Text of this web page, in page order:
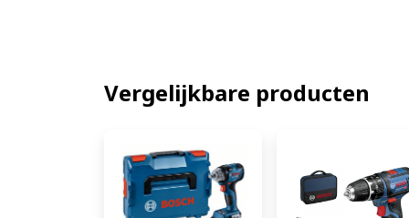
Vergelijkbare producten